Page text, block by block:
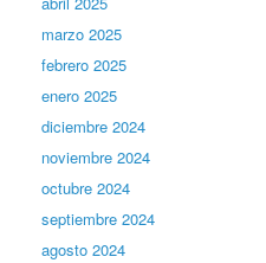
marzo 2025
febrero 2025
enero 2025
diciembre 2024
noviembre 2024
octubre 2024
septiembre 2024
agosto 2024